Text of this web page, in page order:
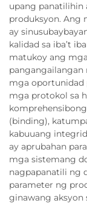
upang panatilihin
produksyon. Ang
ay
kalidad sa iba’t
matukoy ang
mga oportunidad
mga protokol sa
(binding),
kabuuang
ay aprubahan
mga sistemang
nagpapanatili ng
parameter ng
ginawang aksyon